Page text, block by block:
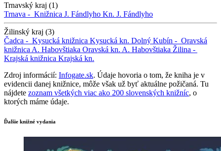
Trnavský kraj (1)
Trnava - Knižnica J. Fándlyho Kn. J. Fándlyho
Žilinský kraj (3)
Čadca - Kysucká knižnica Kysucká kn. Dolný Kubín - Oravská
knižnica A. Habovštiaka Oravská kn. A. Habovštiaka Žilina -
Krajská knižnica Krajská kn.
Zdroj informácií: Infogate.sk. Údaje hovoria o tom, že kniha je v
evidencii danej knižnice, môže však už byť aktuálne požičaná. Tu
nájdete zoznam všetkých viac ako 200 slovenských knižníc, o
ktorých máme údaje.
Ďalšie knižné vydania